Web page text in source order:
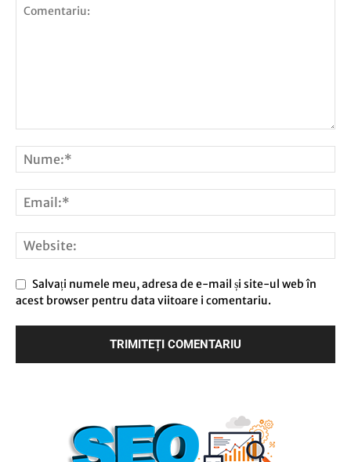
Salvați numele meu, adresa de e-mail și site-ul web în
acest browser pentru data viitoare i comentariu.